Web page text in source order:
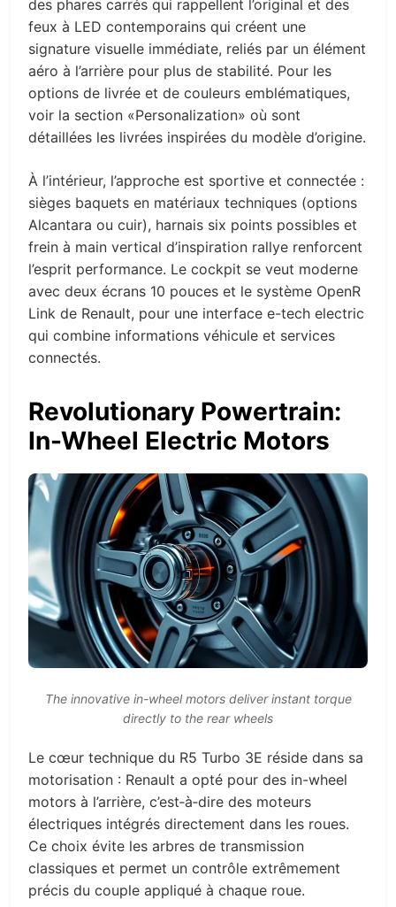
des phares carrés qui rappellent l’original et des
feux à LED contemporains qui créent une
signature visuelle immédiate, reliés par un élément
aéro à l’arrière pour plus de stabilité. Pour les
options de livrée et de couleurs emblématiques,
voir la section «Personalization» où sont
détaillées les livrées inspirées du modèle d’origine.
À l’intérieur, l’approche est sportive et connectée :
sièges baquets en matériaux techniques (options
Alcantara ou cuir), harnais six points possibles et
frein à main vertical d’inspiration rallye renforcent
l’esprit performance. Le cockpit se veut moderne
avec deux écrans 10 pouces et le système OpenR
Link de Renault, pour une interface e-tech electric
qui combine informations véhicule et services
connectés.
Revolutionary Powertrain:
In-Wheel Electric Motors
The innovative in-wheel motors deliver instant torque
directly to the rear wheels
Le cœur technique du R5 Turbo 3E réside dans sa
motorisation : Renault a opté pour des in-wheel
motors à l’arrière, c’est‑à‑dire des moteurs
électriques intégrés directement dans les roues.
Ce choix évite les arbres de transmission
classiques et permet un contrôle extrêmement
précis du couple appliqué à chaque roue.